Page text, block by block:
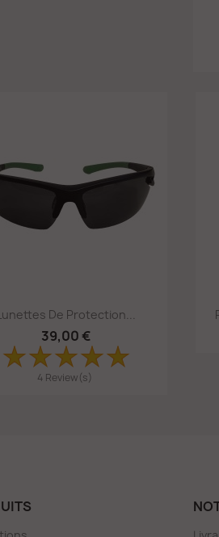
Aperçu rapide
De Protection...
39,00 €
4 Review(s)